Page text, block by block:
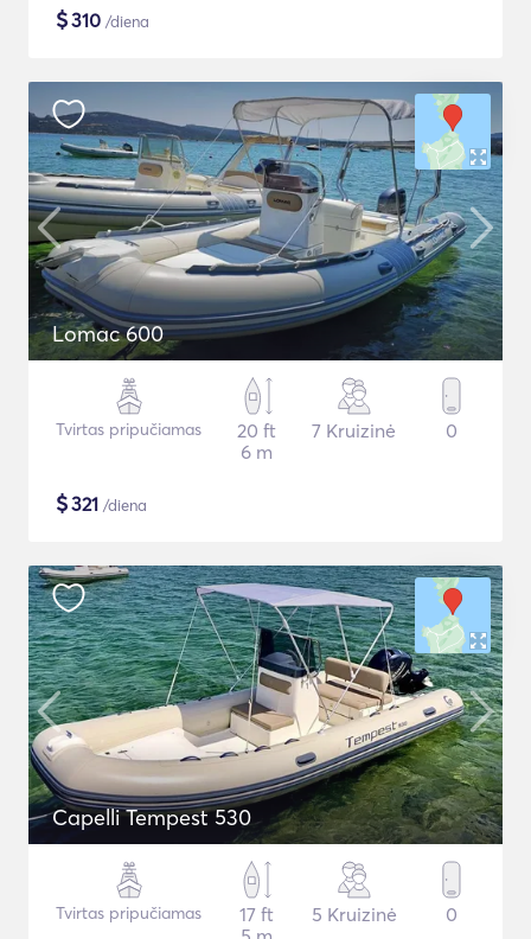
$310 /diena
Lomac 600
Tvirtas pripučiamas
20 ft
6 m
7 Kruizinė 0
$321 /diena
Capelli Tempest 530
Tvirtas pripučiamas
17 ft
5 Kruizinė 0